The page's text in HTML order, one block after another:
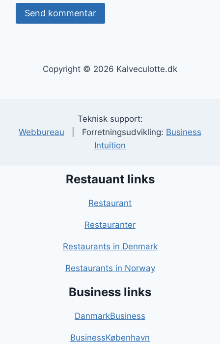
Copyright © 2026 Kalveculotte.dk
Teknisk support:
Webbureau | Forretningsudvikling: Business
Intuition
Restauant links
Restaurant
Restauranter
Restaurants in Denmark
Restaurants in Norway
Business links
DanmarkBusiness
BusinessKøbenhavn